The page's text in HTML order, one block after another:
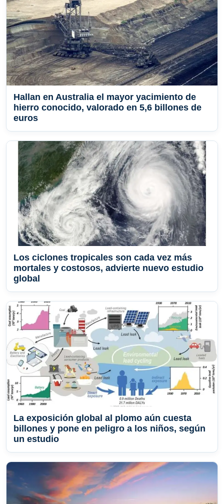
Hallan en Australia el mayor yacimiento de
hierro conocido, valorado en 5,6 billones de
euros
Los ciclones tropicales son cada vez más
mortales y costosos, advierte nuevo estudio
global
La exposición global al plomo aún cuesta
billones y pone en peligro a los niños, según
un estudio